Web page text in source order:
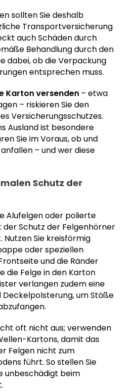
sollten Sie deshalb
Transportversicherung
auch Schäden durch
Behandlung durch den
dabei, ob die Verpackung
entsprechen muss.
Karton versenden – etwa
– riskieren Sie den
Versicherungsschutzes.
Ausland ist besondere
Sie im Voraus, ob und
– und wer diese
Schutz der
Alufelgen oder polierte
der Schutz der Felgenhörner
Nutzen Sie kreisförmig
oder speziellen
und die Ränder
die Felge in den Karton
verlangen zudem eine
um Stöße
oft nicht aus; verwenden
Kartons, damit das
Felgen nicht zum
führt. So stellen Sie
unbeschädigt beim